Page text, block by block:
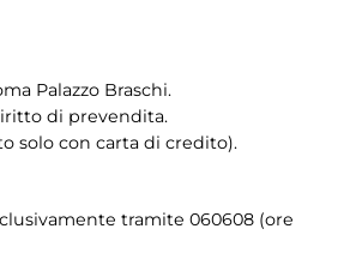
Palazzo Braschi.
di prevendita.
solo con carta di credito).
tramite 060608 (ore